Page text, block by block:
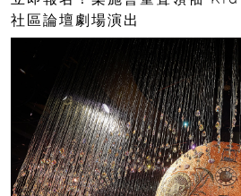
社區論壇劇場演出